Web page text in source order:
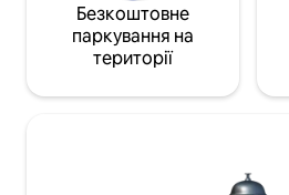
Безкоштовне
паркування на
території